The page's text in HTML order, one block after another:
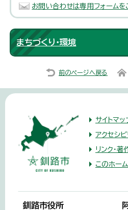
お問い合わせは専用フォームを
まちづくり・環境
前のページへ戻る
サイトマッ
アクセシ
リンク・
このホー
釧路市役所